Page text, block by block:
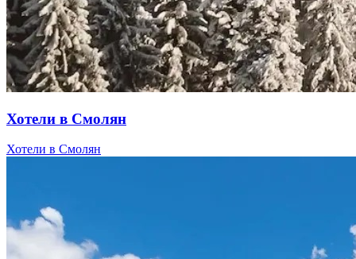
Хотели в Смолян
Хотели в Смолян